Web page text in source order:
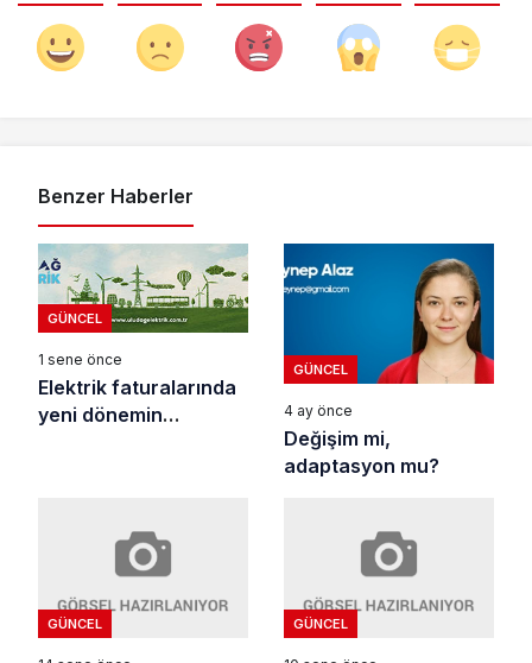
Benzer Haberler
GÜNCEL
1 sene önce
Elektrik faturalarında
yeni dönemin
GÜNCEL
4 ay önce
Değişim mi,
adaptasyon mu?
GÜNCEL GÜNCEL